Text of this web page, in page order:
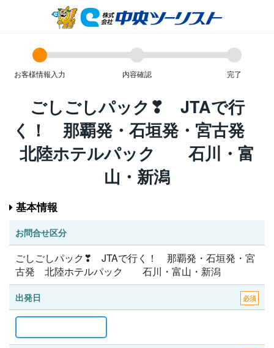
お客様情報入力 内容確認 完了
ごしごしパック❣ JTAで行
く！ 那覇発・石垣発・宮古発
北陸ホテルパック 石川・富
山・新潟
基本情報
お問合せ区分
ごしごしパック❣ JTAで行く！ 那覇発・石垣発・宮
古発 北陸ホテルパック 石川・富山・新潟
出発日 必須